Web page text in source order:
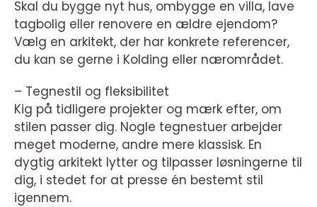
Skal du bygge nyt hus, ombygge en villa, lave
tagbolig eller renovere en ældre ejendom?
Vælg en arkitekt, der har konkrete referencer,
du kan se gerne i Kolding eller nærområdet.
– Tegnestil og fleksibilitet
Kig på tidligere projekter og mærk efter, om
stilen passer dig. Nogle tegnestuer arbejder
meget moderne, andre mere klassisk. En
dygtig arkitekt lytter og tilpasser løsningerne til
dig, i stedet for at presse én bestemt stil
igennem.